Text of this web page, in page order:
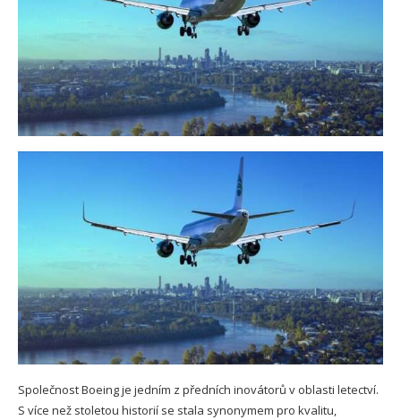
Společnost Boeing je jedním z předních inovátorů v oblasti letectví.
S více než stoletou historií se stala synonymem pro kvalitu,